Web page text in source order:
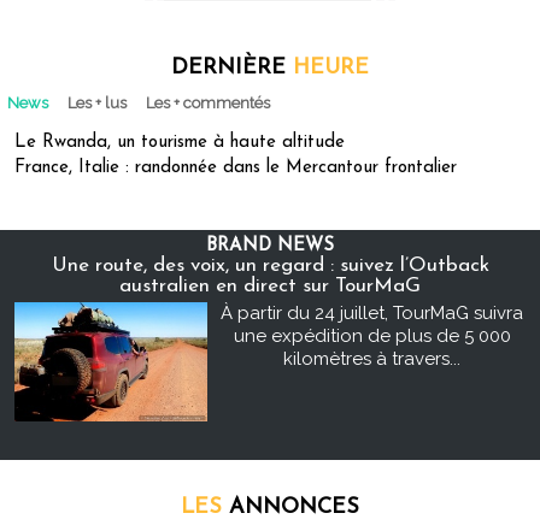
DERNIÈRE HEURE
News Les + lus Les + commentés
Le Rwanda, un tourisme à haute altitude
France, Italie : randonnée dans le Mercantour frontalier
BRAND NEWS
Une route, des voix, un regard : suivez l’Outback
australien en direct sur TourMaG
À partir du 24 juillet, TourMaG suivra
une expédition de plus de 5 000
kilomètres à travers...
LES ANNONCES